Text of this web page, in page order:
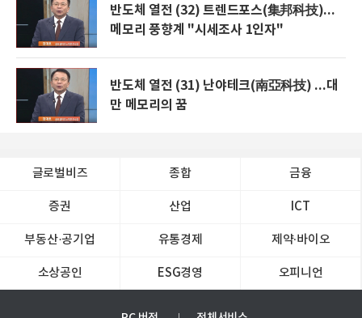
반도체 열전 (32) 트렌드포스(集邦科技)...
메모리 풍향계 "시세조사 1인자"
반도체 열전 (31) 난야테크(南亞科技) ...대
만 메모리의 꿈
글로벌비즈 종합 금융
증권 산업 ICT
부동산·공기업 유통경제 제약∙바이오
소상공인 ESG경영 오피니언